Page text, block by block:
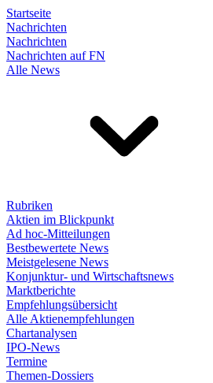
Startseite
Nachrichten
Nachrichten
Nachrichten auf FN
Alle News
Rubriken
Aktien im Blickpunkt
Ad hoc-Mitteilungen
Bestbewertete News
Meistgelesene News
Konjunktur- und Wirtschaftsnews
Marktberichte
Empfehlungsübersicht
Alle Aktienempfehlungen
Chartanalysen
IPO-News
Termine
Themen-Dossiers